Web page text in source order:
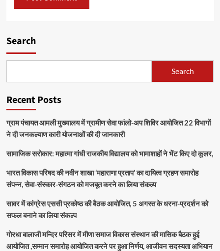
Search
Search
Recent Posts
ग्राम पंचायत आमली मुख्यालय में ग्रामीण सेवा फांलो-अप शिविर आयोजित 22 विभागों
ने दी जनकल्याण कारी योजनाओं की दी जानकारी
सामाजिक सरोकार: महात्मा गांधी राजकीय विद्यालय को भामाशाहों ने भेंट किए दो कूलर,
भारत विकास परिषद की नवीन शाखा ‘महाराणा प्रताप’ का दायित्व ग्रहण समारोह
संपन्न, सेवा-संस्कार-संगठन को मजबूत करने का लिया संकल्प
सावर में कांग्रेस एससी प्रकोष्ठ की बैठक आयोजित, 5 अगस्त के धरना-प्रदर्शन को
सफल बनाने का लिया संकल्प
गोरधा बालाजी मन्दिर परिसर में मीणा समाज विकास संस्थान की मासिक बैठक हुई
आयोजित ,सम्मान समारोह आयोजित करने पर हुआ निर्णय, आजीवन सदस्यता अभियान